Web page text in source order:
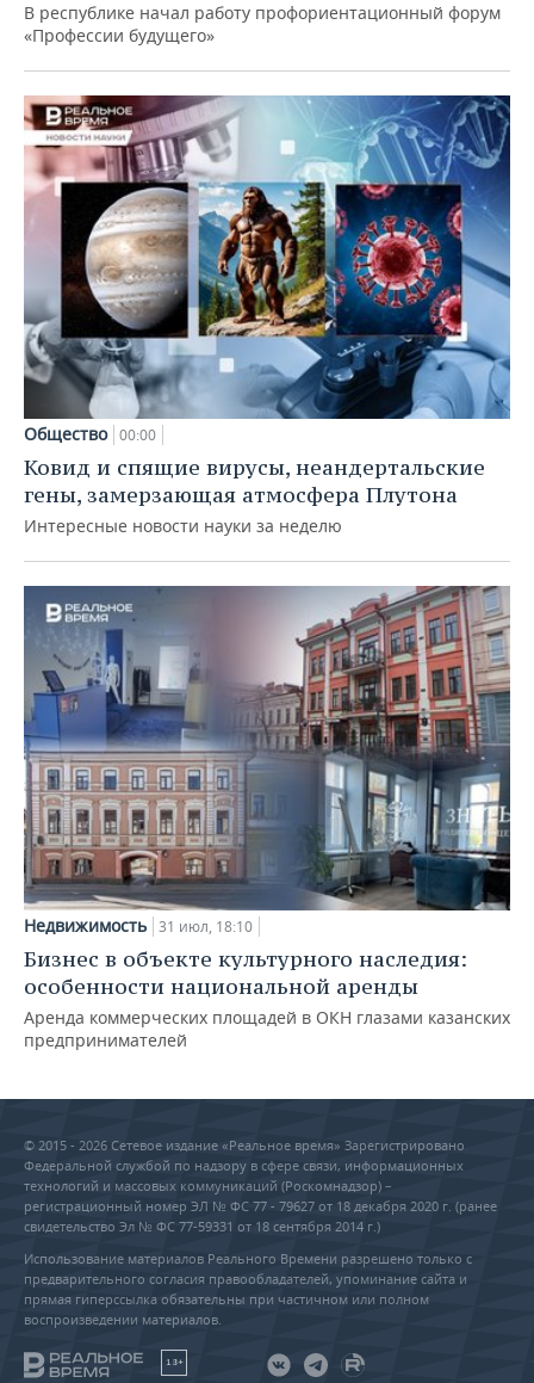
В республике начал работу профориентационный форум
«Профессии будущего»
Общество 00:00
Ковид и спящие вирусы, неандертальские
гены, замерзающая атмосфера Плутона
Интересные новости науки за неделю
Недвижимость 31 июл, 18:10
Бизнес в объекте культурного наследия:
особенности национальной аренды
Аренда коммерческих площадей в ОКН глазами казанских
предпринимателей
© 2015 - 2026 Сетевое издание «Реальное время» Зарегистрировано
Федеральной службой по надзору в сфере связи, информационных
технологий и массовых коммуникаций (Роскомнадзор) –
регистрационный номер ЭЛ № ФС 77 - 79627 от 18 декабря 2020 г. (ранее
свидетельство Эл № ФС 77-59331 от 18 сентября 2014 г.)
Использование материалов Реального Времени разрешено только с
предварительного согласия правообладателей, упоминание сайта и
прямая гиперссылка обязательны при частичном или полном
воспроизведении материалов.
18+